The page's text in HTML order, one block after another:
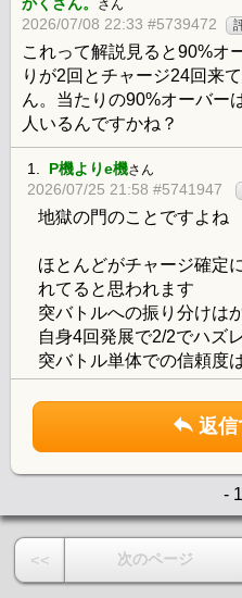
かくさん。 さん
2026/07/08 22:33 #5739472
これって解説見ると90%オ
りが2回とチャージ24回来
ん。当たりの90%オーバー
人いるんですかね？
1. P機よりe機さん
2026/07/25 21:58 #5741947
地獄の門のことですよね
ほとんどがチャージ確定
れてると思われます
突バトルへの振り分けは
自身4回発展で2/2でハズ
突バトル単体での信頼度
返信
-
<< 次のページ